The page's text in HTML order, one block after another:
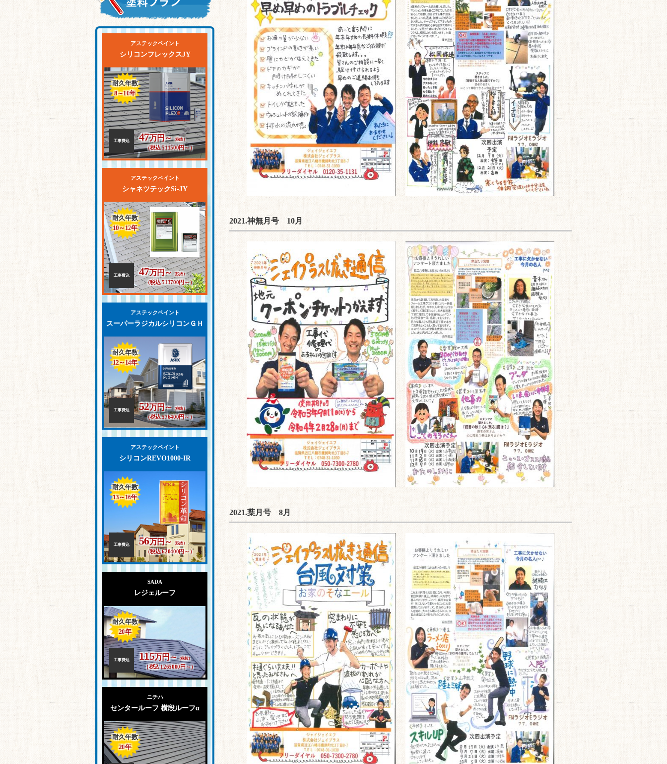
2021.神無月号 10月
2021.葉月号 8月
アステックペイント
シリコンフレックスJY
耐久年数
8～10年
工事費込 47万円～（税抜）
（税込 511500円～）
アステックペイント
シャネツテックSi-JY
耐久年数
10～12年
工事費込 47万円～（税抜）
（税込 513700円～）
アステックペイント
スーパーラジカルシリコンＧＨ
耐久年数
12～14年
工事費込 52万円～（税抜）
（税込 576400円～）
アステックペイント
シリコンREVO1000-IR
耐久年数
13～16年
工事費込 56万円～ （税抜）
（税込 620400円～）
SADA
レジェルーフ
耐久年数
20年
工事費込 115万円～（税抜）
（税込 1265000円～）
ニチハ
センタールーフ 横段ルーフα
耐久年数
20年